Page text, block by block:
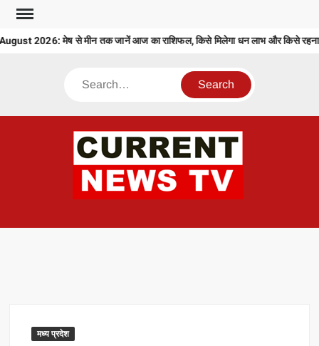
Skip
content2026: मेष से मीन तक जानें आज का राशिफल, किसे मिलेगा धन लाभ और किसे रहना
Search
मध्य प्रदेश